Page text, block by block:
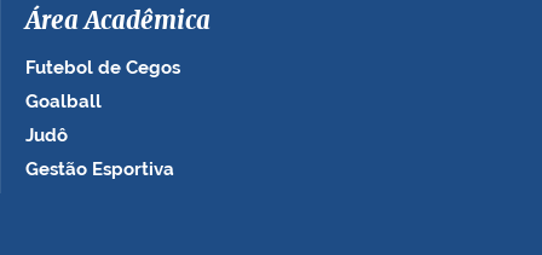
Área Acadêmica
Futebol de Cegos
Goalball
Judô
Gestão Esportiva